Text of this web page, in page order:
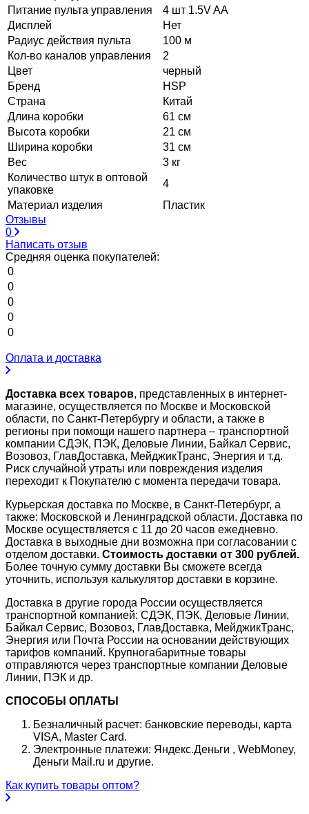
Питание пульта управления
4 шт 1.5V AA
Дисплей
Нет
Радиус действия пульта
100 м
Кол-во каналов управления
2
Цвет
черный
Бренд
HSP
Страна
Китай
Длина коробки
61 см
Высота коробки
21 см
Ширина коробки
31 см
Вес
3 кг
Количество штук в оптовой
упаковке
4
Материал изделия
Пластик
Отзывы
0
Написать отзыв
Средняя оценка покупателей:
0
0
0
0
0
Оплата и доставка
Доставка всех товаров, представленных в интернет-
магазине, осуществляется по Москве и Московской
области, по Санкт-Петербургу и области, а также в
регионы при помощи нашего партнера – транспортной
компании СДЭК, ПЭК, Деловые Линии, Байкал Сервис,
Возовоз, ГлавДоставка, МейджикТранс, Энергия и т.д.
Риск случайной утраты или повреждения изделия
переходит к Покупателю с момента передачи товара.
Курьерская доставка по Москве, в Санкт-Петербург, а
также: Московской и Ленинградской области. Доставка по
Москве осуществляется с 11 до 20 часов ежедневно.
Доставка в выходные дни возможна при согласовании с
отделом доставки. Стоимость доставки от 300 рублей.
Более точную сумму доставки Вы сможете всегда
уточнить, используя калькулятор доставки в корзине.
Доставка в другие города России осуществляется
транспортной компанией: СДЭК, ПЭК, Деловые Линии,
Байкал Сервис, Возовоз, ГлавДоставка, МейджикТранс,
Энергия или Почта России на основании действующих
тарифов компаний. Крупногабаритные товары
отправляются через транспортные компании Деловые
Линии, ПЭК и др.
СПОСОБЫ ОПЛАТЫ
Безналичный расчет: банковские переводы, карта
VISA, Master Card.
Электронные платежи: Яндекс.Деньги , WebMoney,
Деньги Mail.ru и другие.
Как купить товары оптом?